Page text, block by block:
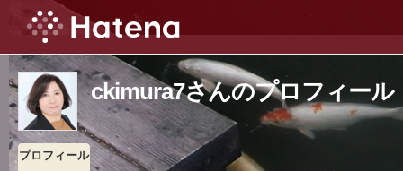
ckimura7さんのプロフィール
プロフィール